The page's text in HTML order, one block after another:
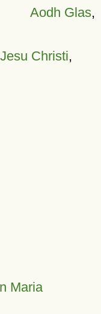
Aodh Glas,
Christi,
Maria